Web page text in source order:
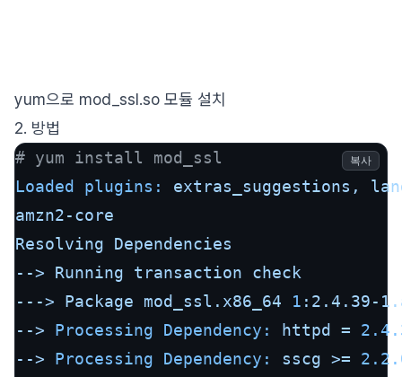
yum으로 mod_ssl.so 모듈 설치
2. 방법
# yum install mod_ssl
Loaded plugins:
extras_suggestions,
amzn2-core
Resolving
Dependencies
-->
Running transaction
check
--->
Package mod_ssl.x86_64 1 :2.4.39-
-->
Processing Dependency: httpd =
-->
Processing Dependency: sscg >=
복사